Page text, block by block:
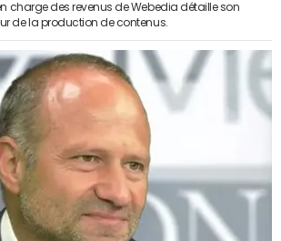
charge des revenus de Webedia détaille son
de la production de contenus.